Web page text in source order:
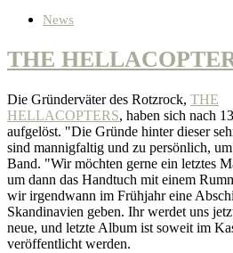
News
THE
Die Gründerväter des Rotzrock, THE
HELLACOPTERS, haben sich nach
aufgelöst. "Die Gründe hinter dieser
sind mannigfaltig und zu persönlich,
Band. "Wir möchten gerne ein letztes
um dann das Handtuch mit einem
wir irgendwann im Frühjahr eine
Skandinavien geben. Ihr werdet uns
neue, und letzte Album ist soweit im
veröffentlicht werden.